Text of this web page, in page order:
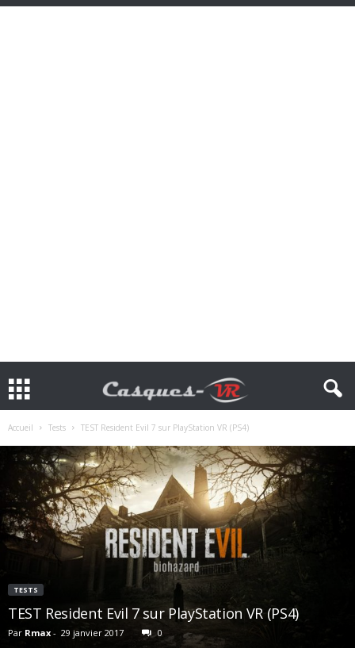
Accueil Tests TEST Resident Evil 7 sur PlayStation VR (PS4)
TESTS
TEST Resident Evil 7 sur PlayStation VR (PS4)
Par Rmax - 29 janvier 2017 0